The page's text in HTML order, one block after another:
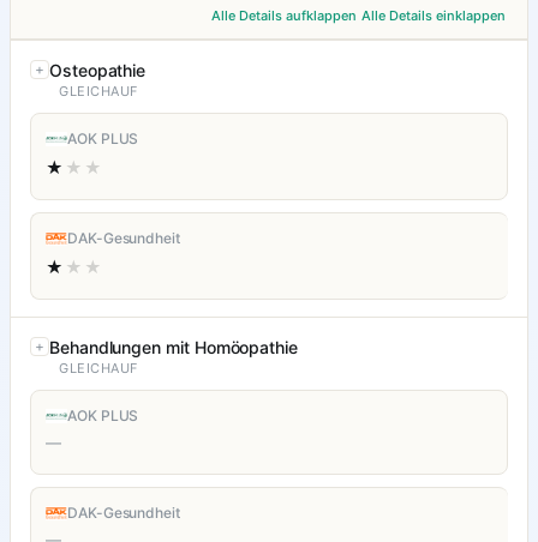
Alle Details aufklappen Alle Details einklappen
Osteopathie
GLEICHAUF
AOK PLUS
★ ★★
DAK-Gesundheit
★ ★★
Behandlungen mit Homöopathie
GLEICHAUF
AOK PLUS
—
DAK-Gesundheit